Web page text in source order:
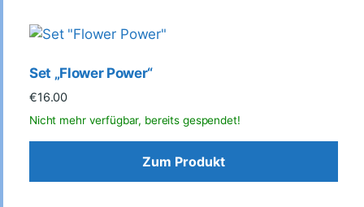
Set „Flower Power“
€16.00
Zum Produkt